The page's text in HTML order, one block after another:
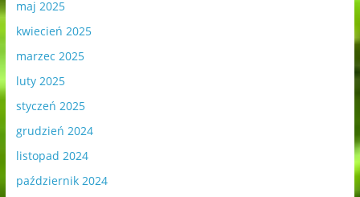
maj 2025
kwiecień 2025
marzec 2025
luty 2025
styczeń 2025
grudzień 2024
listopad 2024
październik 2024